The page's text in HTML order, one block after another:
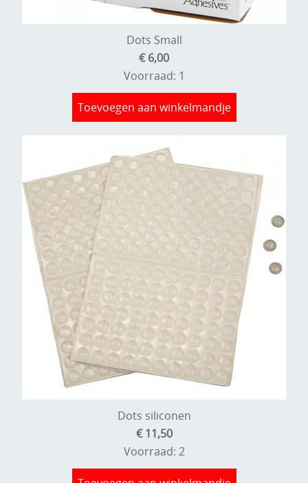
Dots Small
€ 6,00
Voorraad: 1
Toevoegen aan winkelmandje
Dots siliconen
€ 11,50
Voorraad: 2